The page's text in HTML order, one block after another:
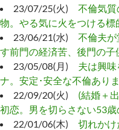
23/07/25(火) 不倫気
物。やる気に火をつける標
23/06/21(水) 不倫夫
す前門の経済苦、後門の子
23/05/08(月) 夫は興
ナ。安定･安全な不倫あり
22/09/20(火) (結婚＋
初恋。男を切らさない53歳
22/01/06(木) 切れかけ